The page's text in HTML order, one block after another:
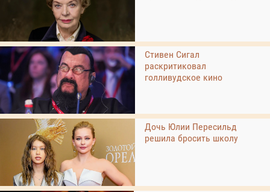
Стивен Сигал
раскритиковал
голливудское кино
Дочь Юлии Пересильд
решила бросить школу